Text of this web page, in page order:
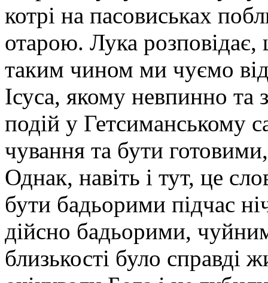
котрі на пасовиськах
отарою. Лука
таким чином ми чуємо
Ісуса, якому невпинно
подій у Гетсиманському
чування та бути
Однак, навіть і тут, це
бути бадьорими підчас
дійсно бадьорими,
близькості було